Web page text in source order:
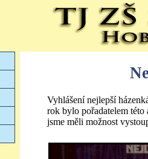
Vyhlášení nejlepší
rok bylo pořadatelem této
jsme měli možnost